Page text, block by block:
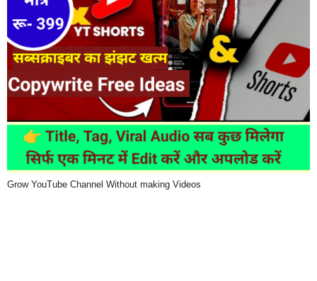
Grow YouTube Channel Without making Videos